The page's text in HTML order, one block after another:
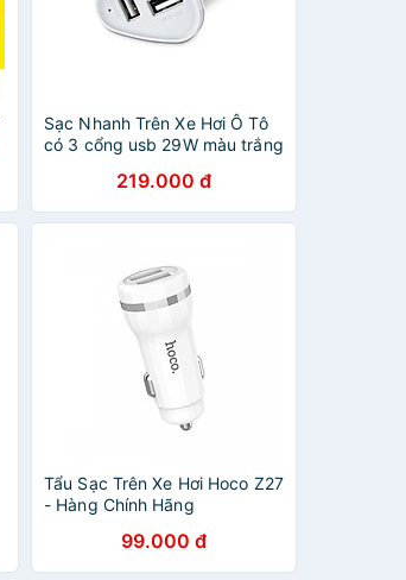
Sạc Nhanh Trên Xe Hơi Ô Tô
có 3 cổng usb 29W màu trắng
chính hãng219.000 đ
Tẩu Sạc Trên Xe Hơi Hoco Z27
- Hàng Chính Hãng
99.000 đ